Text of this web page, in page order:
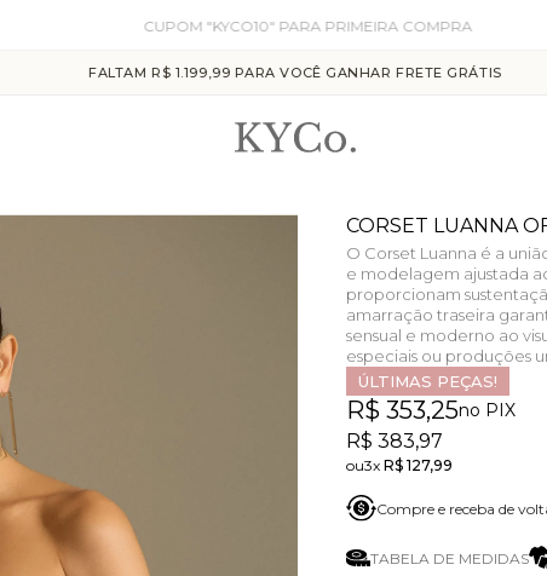
CUPOM "KYCO10" PARA PRIMEIRA COMPRA
FALTAM R$ 1.199,99 PARA VOCÊ GANHAR FRETE GRÁTIS
CORSET LUANNA
O Corset Luanna é a
e modelagem ajustada
proporcionam
amarração traseira
sensual e moderno ao
especiais ou produções
ÚLTIMAS PEÇAS!
R$ 353,25no PIX
R$ 383,97
3xR$ 127,99
Compre e receba de
TABELA DE MEDIDAS